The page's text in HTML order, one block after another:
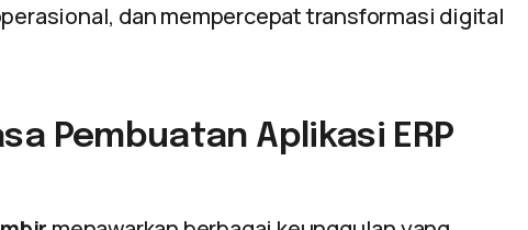
dan mempercepat transformasi digital
Pembuatan Aplikasi ERP